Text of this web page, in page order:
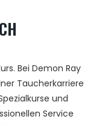
Bei Demon Ray
Taucherkarriere
und
Service